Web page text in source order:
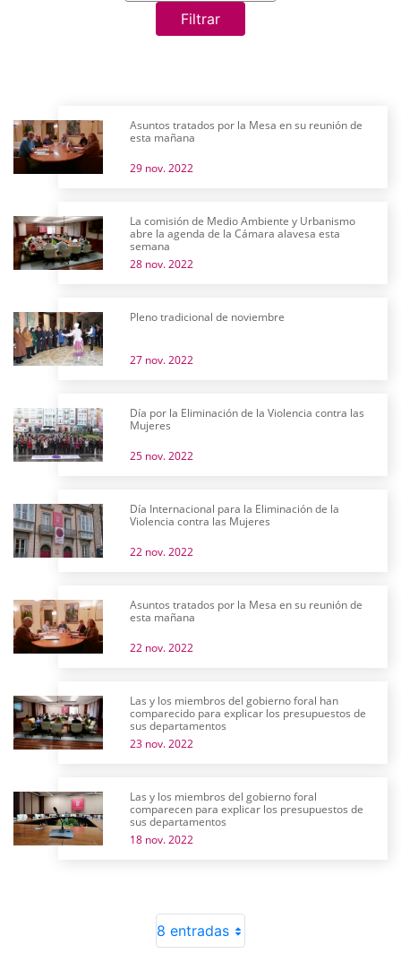
Filtrar
Asuntos tratados por la Mesa en su reunión de
esta mañana
29 nov. 2022
La comisión de Medio Ambiente y Urbanismo
abre la agenda de la Cámara alavesa esta
semana
28 nov. 2022
Pleno tradicional de noviembre
27 nov. 2022
Día por la Eliminación de la Violencia contra las
Mujeres
25 nov. 2022
Día Internacional para la Eliminación de la
Violencia contra las Mujeres
22 nov. 2022
Asuntos tratados por la Mesa en su reunión de
esta mañana
22 nov. 2022
Las y los miembros del gobierno foral han
comparecido para explicar los presupuestos de
sus departamentos
23 nov. 2022
Las y los miembros del gobierno foral
comparecen para explicar los presupuestos de
sus departamentos
18 nov. 2022
8 entradas